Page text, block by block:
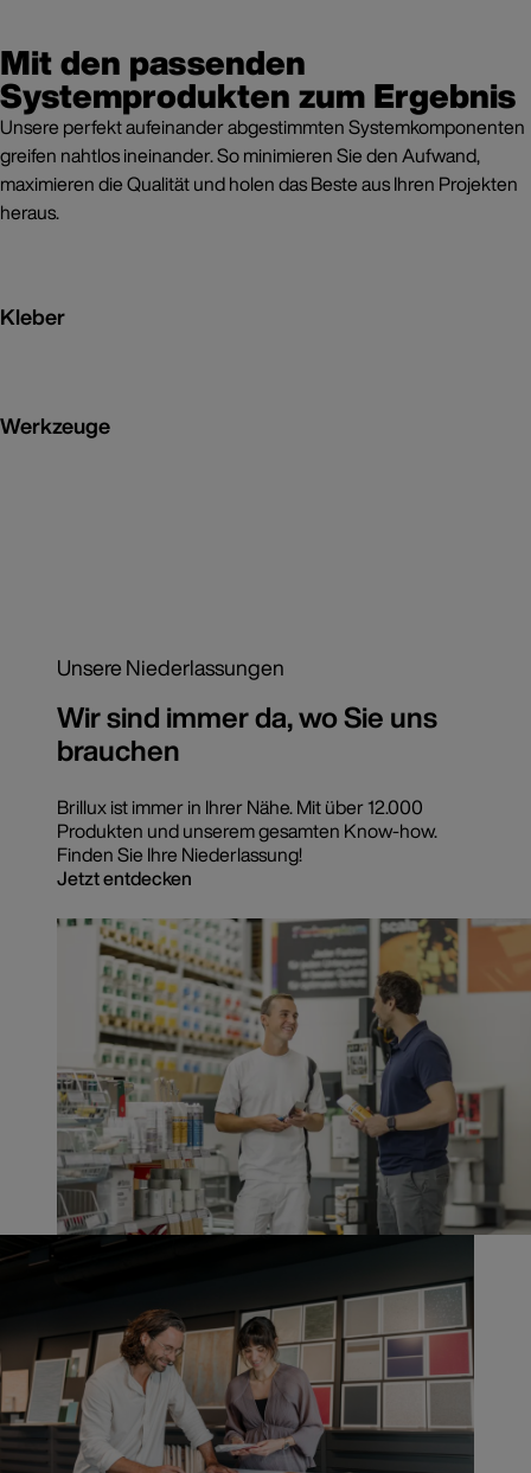
Mit den passenden
Systemprodukten zum Ergebnis
Unsere perfekt aufeinander abgestimmten Systemkomponenten
greifen nahtlos ineinander. So minimieren Sie den Aufwand,
maximieren die Qualität und holen das Beste aus Ihren Projekten
heraus.
Kleber
Werkzeuge
Unsere Niederlassungen
Wir sind immer da, wo Sie uns
brauchen
Brillux ist immer in Ihrer Nähe. Mit über 12.000
Produkten und unserem gesamten Know-how.
Finden Sie Ihre Niederlassung!
Jetzt entdecken